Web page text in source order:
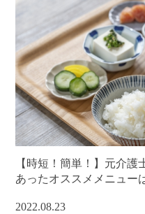
【時短！簡単！】元介
あったオススメメニュー
2022.08.23